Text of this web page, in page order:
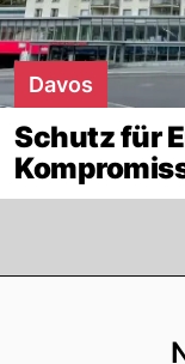
Davos
Schutz für